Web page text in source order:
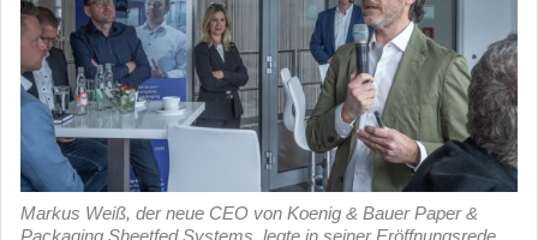
Markus Weiß, der neue CEO von Koenig & Bauer Paper &
Packaging Sheetfed Systems, legte in seiner Eröffnungsrede